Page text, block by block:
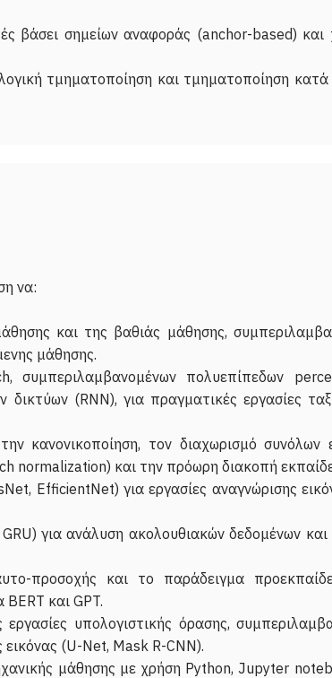
βάσει σημείων αναφοράς (anchor-based) και
τμηματοποίηση και τμηματοποίηση κατά
να:
και της βαθιάς μάθησης,
μάθησης.
συμπεριλαμβανομένων πολυεπίπεδων
(RNN), για πραγματικές εργασίες
κανονικοποίηση, τον διαχωρισμό συνόλων
normalization) και την πρόωρη διακοπή
EfficientNet) για εργασίες αναγνώρισης
για ανάλυση ακολουθιακών δεδομένων και
προσοχής και το παράδειγμα
και GPT.
υπολογιστικής όρασης,
εικόνας (U-Net, Mask R-CNN).
μάθησης με χρήση Python, Jupyter